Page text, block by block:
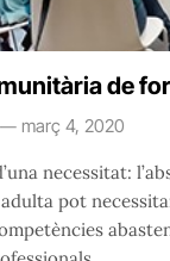
de
març 4, 2020
necessitat:
pot